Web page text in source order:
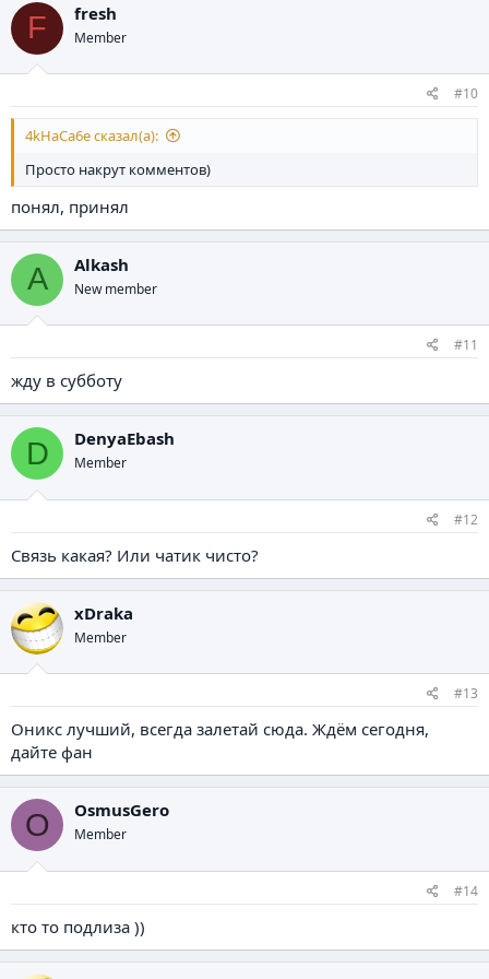
F fresh
Member
#10
4kHaCa6e сказал(а):
Просто накрут комментов)
понял, принял
A Alkash
New member
#11
жду в субботу
D DenyaEbash
Member
#12
Связь какая? Или чатик чисто?
xDraka
Member
#13
Оникс лучший, всегда залетай сюда. Ждём сегодня,
дайте фан
O OsmusGero
Member
#14
кто то подлиза ))